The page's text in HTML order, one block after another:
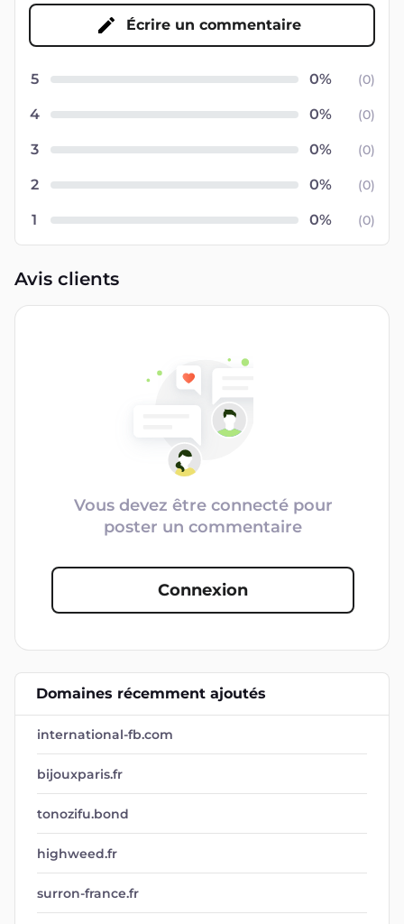
Écrire un commentaire
5 (0)
4 (0)
3 (0)
2 (0)
1 (0)
Avis clients
Vous devez être connecté pour
poster un commentaire
Connexion
Domaines récemment ajoutés
international-fb.com
bijouxparis.fr
tonozifu.bond
highweed.fr
surron-france.fr